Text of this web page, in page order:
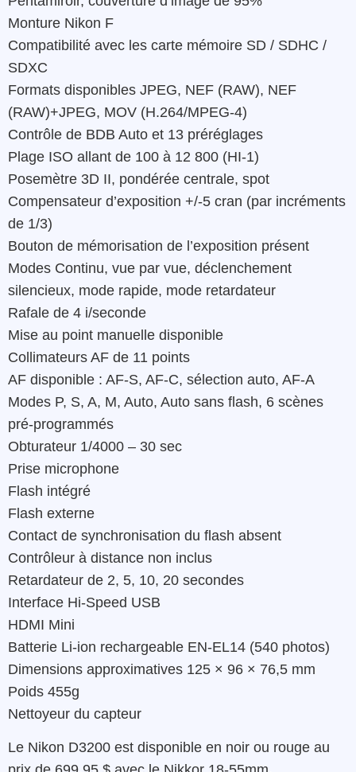
Monture Nikon F
Compatibilité avec les carte mémoire SD / SDHC /
SDXC
Formats disponibles JPEG, NEF (RAW), NEF
(RAW)+JPEG, MOV (H.264/MPEG-4)
Contrôle de BDB Auto et 13 préréglages
Plage ISO allant de 100 à 12 800 (HI-1)
Posemètre 3D II, pondérée centrale, spot
Compensateur d’exposition +/-5 cran (par incréments
de 1/3)
Bouton de mémorisation de l’exposition présent
Modes Continu, vue par vue, déclenchement
silencieux, mode rapide, mode retardateur
Rafale de 4 i/seconde
Mise au point manuelle disponible
Collimateurs AF de 11 points
AF disponible : AF-S, AF-C, sélection auto, AF-A
Modes P, S, A, M, Auto, Auto sans flash, 6 scènes
pré-programmés
Obturateur 1/4000 – 30 sec
Prise microphone
Flash intégré
Flash externe
Contact de synchronisation du flash absent
Contrôleur à distance non inclus
Retardateur de 2, 5, 10, 20 secondes
Interface Hi-Speed USB
HDMI Mini
Batterie Li-ion rechargeable EN-EL14 (540 photos)
Dimensions approximatives 125 × 96 × 76,5 mm
Poids 455g
Nettoyeur du capteur
Le Nikon D3200 est disponible en noir ou rouge au